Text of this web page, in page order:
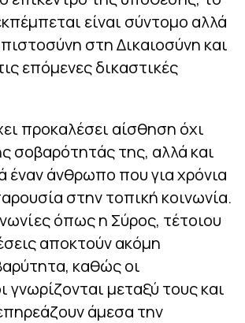
είναι σύντομο αλλά
στη Δικαιοσύνη και
επόμενες δικαστικές
προκαλέσει αίσθηση όχι
σοβαρότητάς της, αλλά και
έναν άνθρωπο που για χρόνια
στην τοπική κοινωνία.
όπως η Σύρος, τέτοιου
αποκτούν ακόμη
καθώς οι
γνωρίζονται μεταξύ τους και
άμεσα την